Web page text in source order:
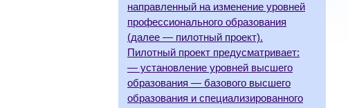
направленный на изменение уровней
профессионального образования
(далее — пилотный проект).
Пилотный проект предусматривает:
— установление уровней высшего
образования — базового высшего
образования и специализированного